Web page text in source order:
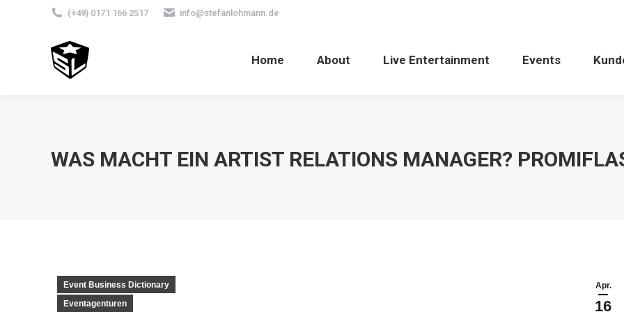
(+49) 0171 166 2517 info@stefanlohmann.de
Home About Live Entertainment Events
WAS MACHT EIN ARTIST RELATIONS MANAGER?
Apr.
16
Event Business Dictionary
Eventagenturen